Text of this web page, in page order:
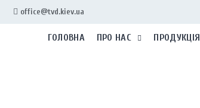
office@tvd.kiev.ua
ГОЛОВНА ПРО НАС ПРОДУКЦІЯ